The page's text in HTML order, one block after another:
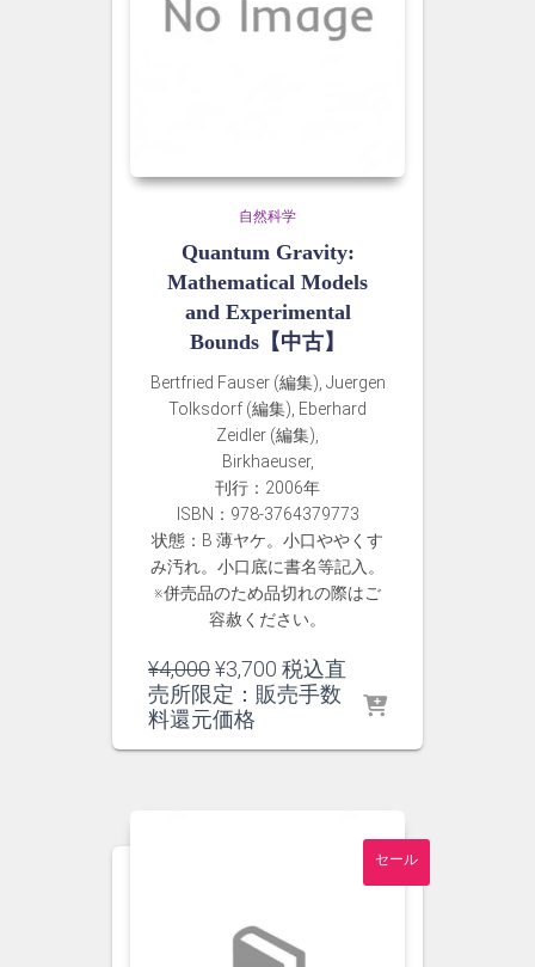
自然科学
Quantum Gravity:
Mathematical Models
and Experimental
Bounds【中古】
Bertfried Fauser (編集), Juergen
Tolksdorf (編集), Eberhard
Zeidler (編集),
Birkhaeuser,
刊行：2006年
ISBN：978-3764379773
状態：B 薄ヤケ。小口ややくす
み汚れ。小口底に書名等記入。
※併売品のため品切れの際はご
容赦ください。
¥4,000元
の
価
¥3,700 現
在
税込直
売所限定：販売手数
料還元価格
セール